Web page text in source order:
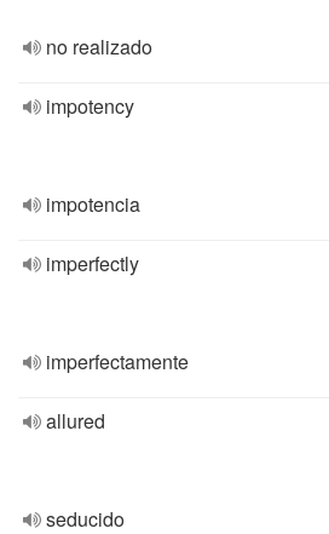
no realizado
impotency
impotencia
imperfectly
imperfectamente
allured
seducido